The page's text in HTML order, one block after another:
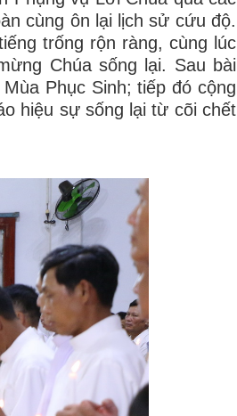
cùng ôn lại lịch sử cứu độ.
trống rộn ràng, cùng lúc
Chúa sống lại. Sau bài
Phục Sinh; tiếp đó cộng
hiệu sự sống lại từ cõi chết